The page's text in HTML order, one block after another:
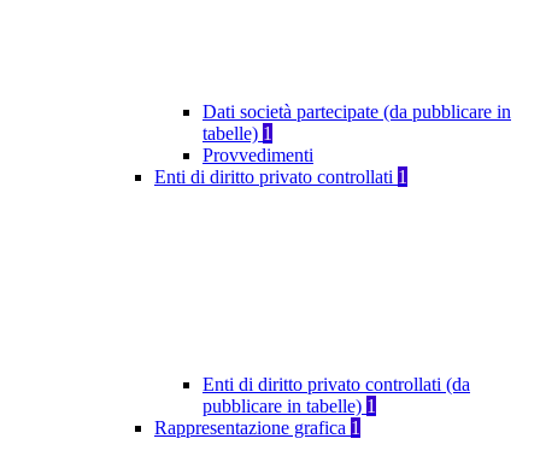
Dati società partecipate (da pubblicare in
tabelle) 1
Provvedimenti
Enti di diritto privato controllati 1
Enti di diritto privato controllati (da
pubblicare in tabelle) 1
Rappresentazione grafica 1